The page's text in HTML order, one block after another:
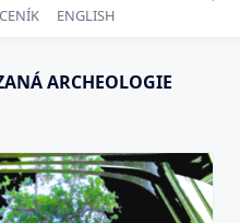
CENÍK
ENGLISH
ARCHEOLOGIE